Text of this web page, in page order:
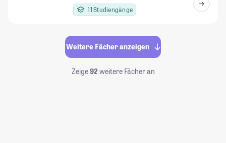
11 Studiengänge
Weitere Fächer anzeigen
Zeige92weitere Fächer an